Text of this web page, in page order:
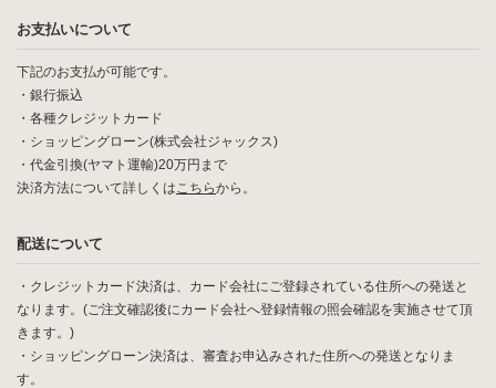
お支払いについて
下記のお支払が可能です。
・銀行振込
・各種クレジットカード
・ショッピングローン(株式会社ジャックス)
・代金引換(ヤマト運輸)20万円まで
決済方法について詳しくはこちらから。
配送について
・クレジットカード決済は、カード会社にご登録されている住所への発送と
なります。(ご注文確認後にカード会社へ登録情報の照会確認を実施させて頂
きます。)
・ショッピングローン決済は、審査お申込みされた住所への発送となりま
す。